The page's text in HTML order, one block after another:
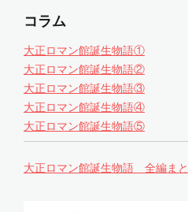
コラム
大正ロマン館誕生物語①
大正ロマン館誕生物語②
大正ロマン館誕生物語③
大正ロマン館誕生物語④
大正ロマン館誕生物語⑤
大正ロマン館誕生物語 全編ま